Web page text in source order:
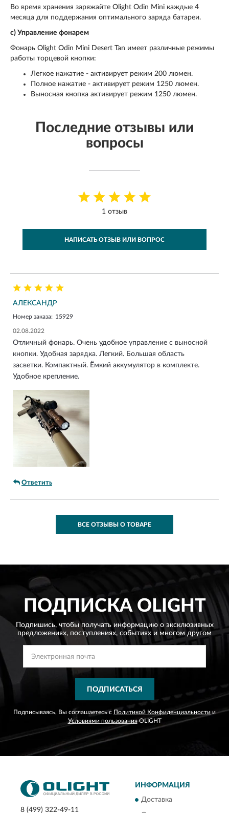
Во время хранения заряжайте Olight Odin Mini каждые 4
месяца для поддержания оптимального заряда батареи.
c) Управление фонарем
Фонарь Olight Odin Mini Desert Tan имеет различные режимы
работы торцевой кнопки:
Легкое нажатие - активирует режим 200 люмен.
Полное нажатие - активирует режим 1250 люмен.
Выносная кнопка активирует режим 1250 люмен.
Последние отзывы или
вопросы
1 отзыв
НАПИСАТЬ ОТЗЫВ ИЛИ ВОПРОС
АЛЕКСАНДР
Номер заказа: 15929
02.08.2022
Отличный фонарь. Очень удобное управление с выносной
кнопки. Удобная зарядка. Легкий. Большая область
засветки. Компактный. Ёмкий аккумулятор в комплекте.
Удобное крепление.
Ответить
ВСЕ ОТЗЫВЫ О ТОВАРЕ
ПОДПИСКАOLIGHT
Подпишись, чтобы получать информацию о эксклюзивных
предложениях, поступлениях, событиях и многом другом
ПОДПИСАТЬСЯ
Подписываясь, Вы соглашаетесь с Политикой Конфиденциальности и
Условиями пользованияOLIGHT
8 (499) 322-49-11
ИНФОРМАЦИЯ
Доставка